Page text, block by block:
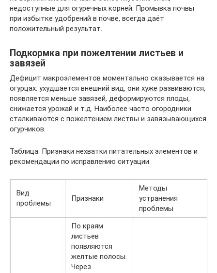
недоступные для огуречных корней. Промывка почвы
при избытке удобрений в почве, всегда даёт
положительный результат.
Подкормка при пожелтении листьев и
завязей
Дефицит макроэлементов моментально сказывается на
огурцах: ухудшается внешний вид, они хуже развиваются,
появляется меньше завязей, деформируются плоды,
снижается урожай и т.д. Наиболее часто огородники
сталкиваются с пожелтением листвы и завязывающихся
огурчиков.
Таблица. Признаки нехватки питательных элементов и
рекомендации по исправлению ситуации.
Вид
проблемы
Признаки
Методы
устранения
проблемы
По краям
листьев
появляются
желтые полосы.
Через